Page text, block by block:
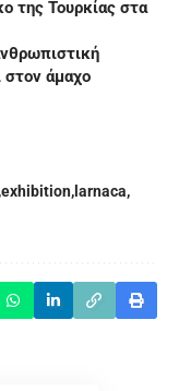
της Τουρκίας στα
στον άμαχο
exhibition larnaca